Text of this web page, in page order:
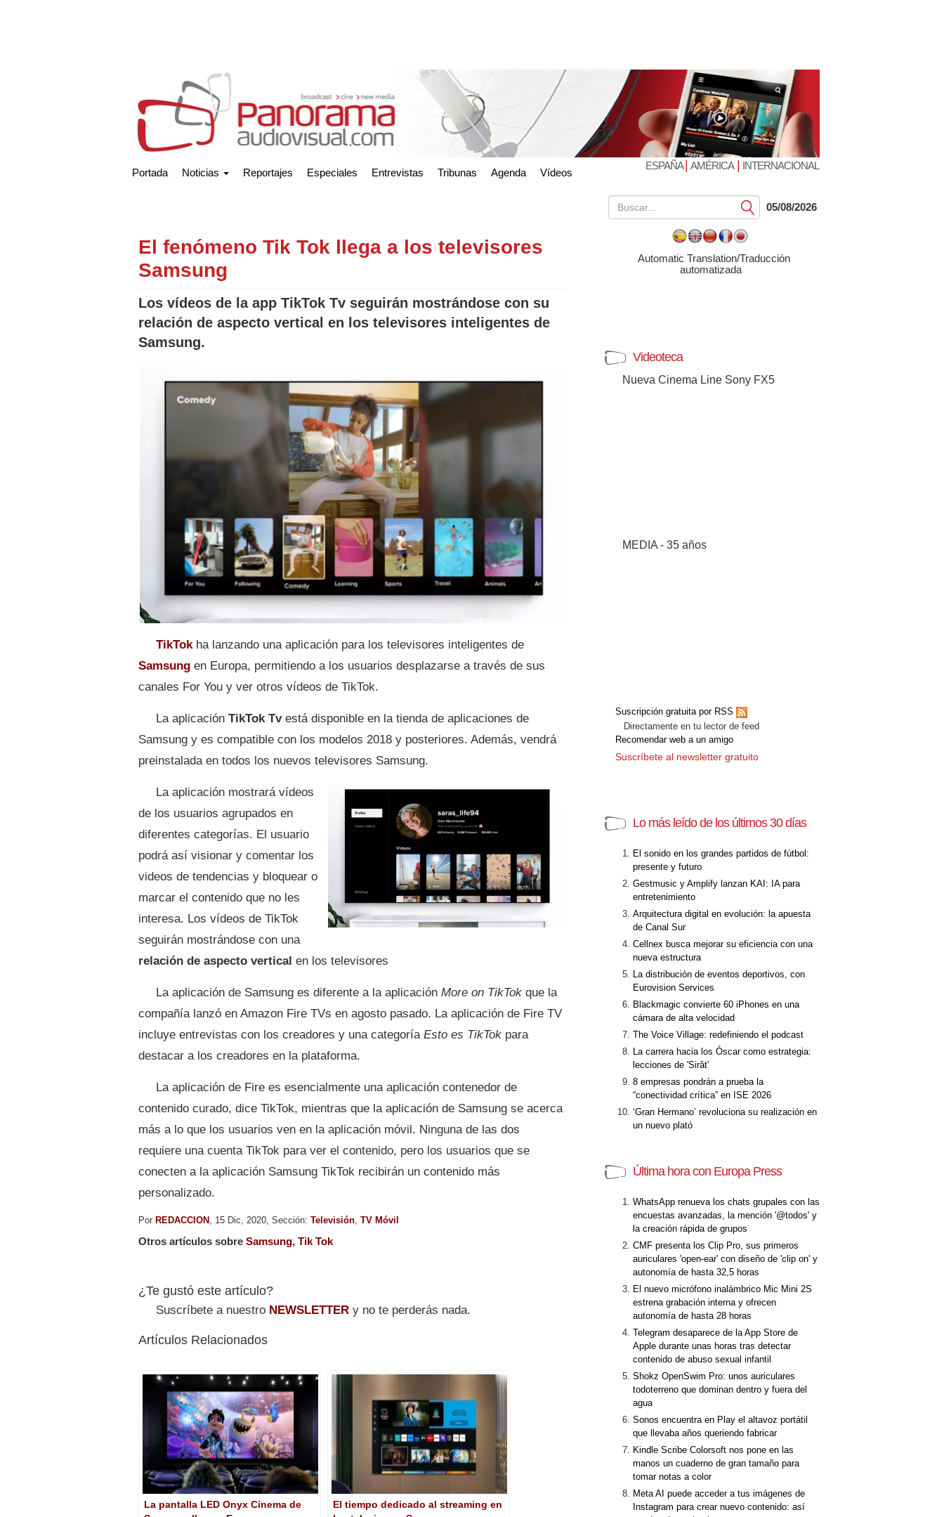
Portada Noticias Reportajes Especiales Entrevistas Tribunas Agenda Vídeos
ESPAÑA| AMÉRICA| INTERNACIONAL
El fenómeno Tik Tok llega a los televisores
Samsung
Los vídeos de la app TikTok Tv seguirán mostrándose con su
relación de aspecto vertical en los televisores inteligentes de
Samsung.
TikTok ha lanzando una aplicación para los televisores inteligentes de
Samsung en Europa, permitiendo a los usuarios desplazarse a través de sus
canales For You y ver otros vídeos de TikTok.
La aplicación TikTok Tvestá disponible en la tienda de aplicaciones de
Samsung y es compatible con los modelos 2018 y posteriores. Además, vendrá
preinstalada en todos los nuevos televisores Samsung.
La aplicación mostrará vídeos
de los usuarios agrupados en
diferentes categorías. El usuario
podrá así visionar y comentar los
videos de tendencias y bloquear o
marcar el contenido que no les
interesa. Los vídeos de TikTok
seguirán mostrándose con una
relación de aspecto vertical en los televisores
La aplicación de Samsung es diferente a la aplicación More on TikTok que la
compañía lanzó en Amazon Fire TVs en agosto pasado. La aplicación de Fire TV
incluye entrevistas con los creadores y una categoría Esto es TikTok para
destacar a los creadores en la plataforma.
La aplicación de Fire es esencialmente una aplicación contenedor de
contenido curado, dice TikTok, mientras que la aplicación de Samsung se acerca
más a lo que los usuarios ven en la aplicación móvil. Ninguna de las dos
requiere una cuenta TikTok para ver el contenido, pero los usuarios que se
conecten a la aplicación Samsung TikTok recibirán un contenido más
personalizado.
Por REDACCION , 15 Dic, 2020, Sección: Televisión TV Móvil
Otros artículos sobre Samsung, Tik Tok
¿Te gustó este artículo?
Suscríbete a nuestro NEWSLETTER y no te perderás nada.
Artículos Relacionados
La pantalla LED Onyx Cinema de
El tiempo dedicado al streaming en
Submit05/08/2026
Automatic Translation/Traducción
automatizada
Videoteca
Nueva Cinema Line Sony FX5
MEDIA - 35 años
Suscripción gratuita por RSS
Directamente en tu lector de feed
Recomendar web a un amigo
Suscríbete al newsletter gratuito
Lo más leído de los últimos 30 días
El sonido en los grandes partidos de fútbol:
presente y futuro
Gestmusic y Amplify lanzan KAI: IA para
entretenimiento
Arquitectura digital en evolución: la apuesta
de Canal Sur
Cellnex busca mejorar su eficiencia con una
nueva estructura
La distribución de eventos deportivos, con
Eurovision Services
Blackmagic convierte 60 iPhones en una
cámara de alta velocidad
The Voice Village: redefiniendo el podcast
La carrera hacia los Óscar como estrategia:
lecciones de 'Sirât'
8 empresas pondrán a prueba la
“conectividad crítica” en ISE 2026
‘Gran Hermano’ revoluciona su realización en
un nuevo plató
Última hora con Europa Press
WhatsApp renueva los chats grupales con las
encuestas avanzadas, la mención '@todos' y
la creación rápida de grupos
CMF presenta los Clip Pro, sus primeros
auriculares 'open-ear' con diseño de 'clip on' y
autonomía de hasta 32,5 horas
El nuevo micrófono inalámbrico Mic Mini 2S
estrena grabación interna y ofrecen
autonomía de hasta 28 horas
Telegram desaparece de la App Store de
Apple durante unas horas tras detectar
contenido de abuso sexual infantil
Shokz OpenSwim Pro: unos auriculares
todoterreno que dominan dentro y fuera del
agua
Sonos encuentra en Play el altavoz portátil
que llevaba años queriendo fabricar
Kindle Scribe Colorsoft nos pone en las
manos un cuaderno de gran tamaño para
tomar notas a color
Meta AI puede acceder a tus imágenes de
Instagram para crear nuevo contenido: así